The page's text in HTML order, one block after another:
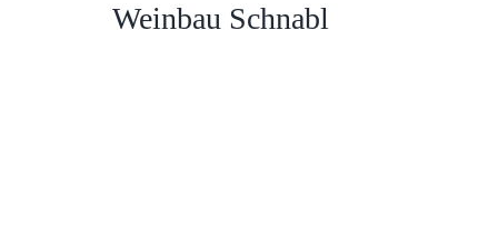
Weinbau Schnabl